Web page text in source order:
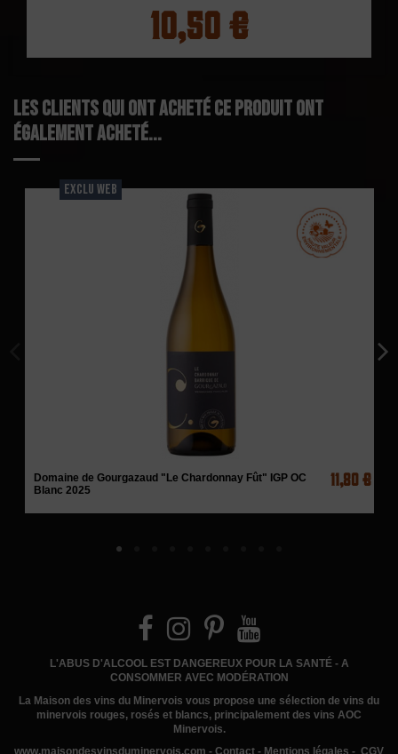
10,50 €
Les clients qui ont acheté ce produit ont
également acheté...
EXCLU WEB
Domaine de Gourgazaud "Le Chardonnay Fût" IGP OC
Blanc 2025
11,80 €
L'ABUS D'ALCOOL EST DANGEREUX POUR LA SANTÉ - A
CONSOMMER AVEC MODÉRATION
La Maison des vins du Minervois vous propose une sélection de vins du
minervois rouges, rosés et blancs, principalement des vins AOC
Minervois.